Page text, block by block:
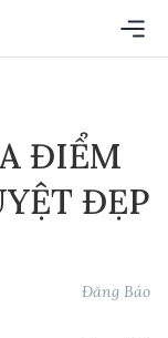
CƯỚI
UP CƯỚI
TRỌN GÓI
ĐIỂM
ĐẸP
Đăng Báo